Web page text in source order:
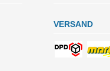
VERSAND